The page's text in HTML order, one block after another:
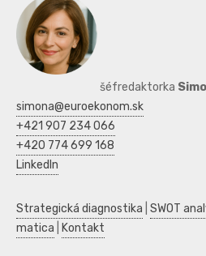
šéfredaktorka
simona@euroekonom.sk
+421 907 234 066
+420 774 699 168
LinkedIn
Strategická diagnostika SWOT
matica
Kontakt